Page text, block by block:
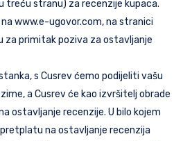
treću stranu) za recenzije kupaca.
www.e-ugovor.com, na stranici
primitak poziva za ostavljanje
s Cusrev ćemo podijeliti vašu
a Cusrev će kao izvršitelj obrade
ostavljanje recenzije. U bilo kojem
na ostavljanje recenzija